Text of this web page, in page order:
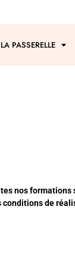
LA PASSERELLE
nos
conditions de